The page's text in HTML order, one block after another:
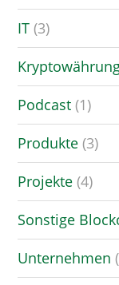
IT (3)
Podcast (1)
Produkte (3)
Projekte (4)
Sonstige
Unternehmen